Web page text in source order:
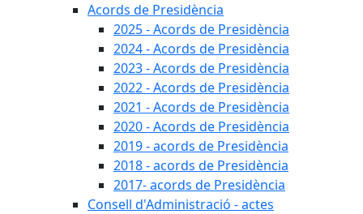
Acords de Presidència
2025 - Acords de Presidència
2024 - Acords de Presidència
2023 - Acords de Presidència
2022 - Acords de Presidència
2021 - Acords de Presidència
2020 - Acords de Presidència
2019 - acords de Presidència
2018 - acords de Presidència
2017- acords de Presidència
Consell d'Administració - actes